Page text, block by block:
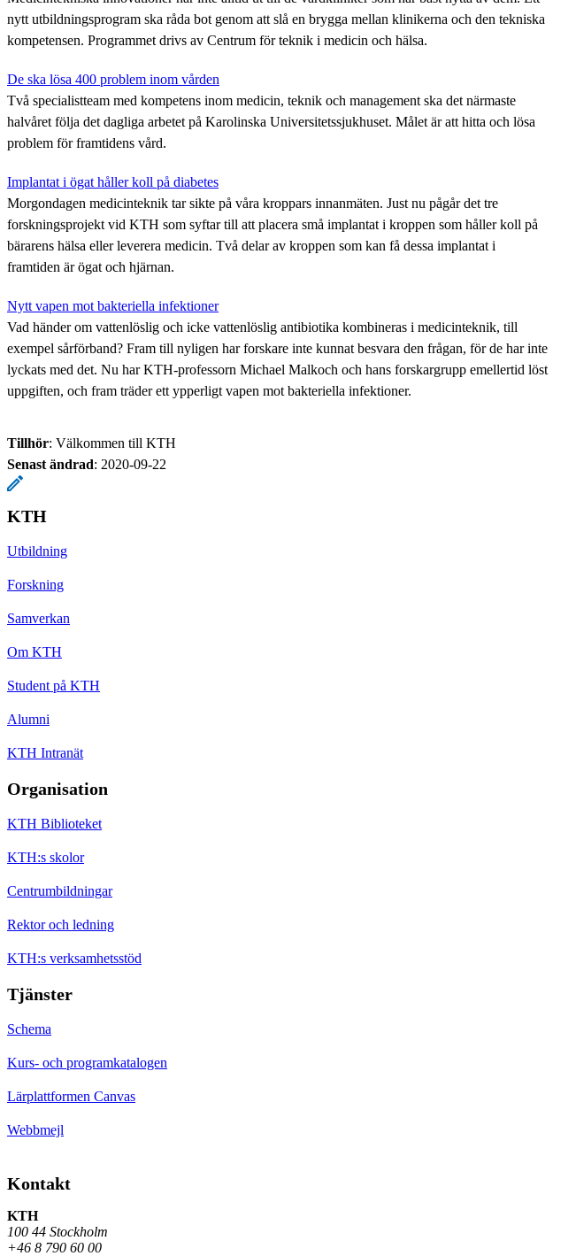
nytt utbildningsprogram ska råda bot genom att slå en brygga mellan klinikerna och den tekniska
kompetensen. Programmet drivs av Centrum för teknik i medicin och hälsa.
De ska lösa 400 problem inom vården
Två specialistteam med kompetens inom medicin, teknik och management ska det närmaste
halvåret följa det dagliga arbetet på Karolinska Universitetssjukhuset. Målet är att hitta och lösa
problem för framtidens vård.
Implantat i ögat håller koll på diabetes
Morgondagen medicinteknik tar sikte på våra kroppars innanmäten. Just nu pågår det tre
forskningsprojekt vid KTH som syftar till att placera små implantat i kroppen som håller koll på
bärarens hälsa eller leverera medicin. Två delar av kroppen som kan få dessa implantat i
framtiden är ögat och hjärnan.
Nytt vapen mot bakteriella infektioner
Vad händer om vattenlöslig och icke vattenlöslig antibiotika kombineras i medicinteknik, till
exempel sårförband? Fram till nyligen har forskare inte kunnat besvara den frågan, för de har inte
lyckats med det. Nu har KTH-professorn Michael Malkoch och hans forskargrupp emellertid löst
uppgiften, och fram träder ett ypperligt vapen mot bakteriella infektioner.
Tillhör: Välkommen till KTH
Senast ändrad: 2020-09-22
KTH
Utbildning
Forskning
Samverkan
Om KTH
Student på KTH
Alumni
KTH Intranät
Organisation
KTH Biblioteket
KTH:s skolor
Centrumbildningar
Rektor och ledning
KTH:s verksamhetsstöd
Tjänster
Schema
Kurs- och programkatalogen
Lärplattformen Canvas
Webbmejl
Kontakt
KTH
100 44 Stockholm
+46 8 790 60 00